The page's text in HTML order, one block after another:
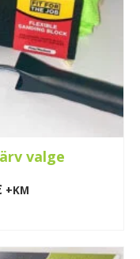
valge
Price
through
+KM